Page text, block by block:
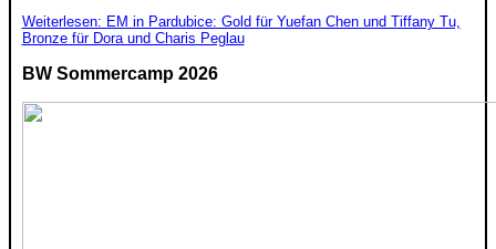
Weiterlesen: EM in Pardubice: Gold für Yuefan Chen und Tiffany Tu,
Bronze für Dora und Charis Peglau
BW Sommercamp 2026